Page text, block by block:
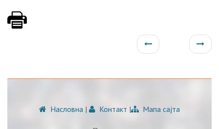
Насловна | Контакт | Мапа сајта